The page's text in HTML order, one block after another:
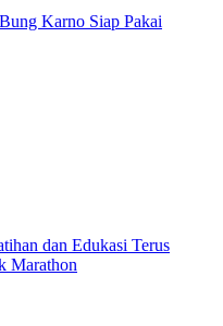
Karno Siap Pakai
dan Edukasi Terus
Marathon